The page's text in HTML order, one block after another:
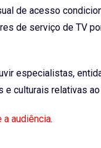
de acesso
de serviço de TV
especialistas,
culturais relativas
a audiência.